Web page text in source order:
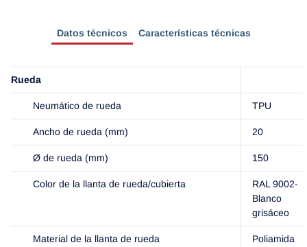
Datos técnicos Características técnicas
Rueda
Neumático de rueda TPU
Ancho de rueda (mm) 20
Ø de rueda (mm) 150
Color de la llanta de rueda/cubierta
RAL 9002-
Blanco
grisáceo
Material de la llanta de rueda Poliamida